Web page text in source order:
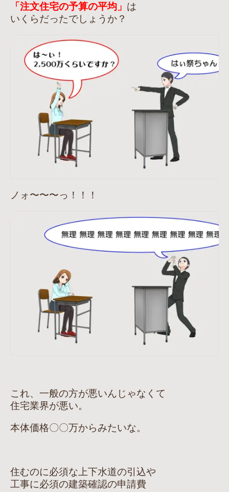
「注文住宅の予算の平均」 は
いくらだったでしょうか？
ノォ〜〜〜っ！！！
これ、一般の方が悪いんじゃなくて
住宅業界が悪い。
本体価格〇〇万からみたいな。
住むのに必須な上下水道の引込や
工事に必須の建築確認の申請費